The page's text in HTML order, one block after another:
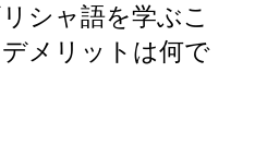
シャ語を学ぶこ
メリットは何で